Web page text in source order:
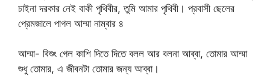
চাইনা দরকার নেই বাকী পৃথিবীর, তুমি আমার পৃথিবী। প্রবাসী ছেলের
প্রেমজালে পাগল আম্মা নাম্বার ৪
আম্মা- বিশুং গেল কাশি দিতে দিতে বলল আর বলনা আব্বা, তোমার আম্মা
শুধু তোমার, এ জীবনটা তোমার জন্য আব্বা।